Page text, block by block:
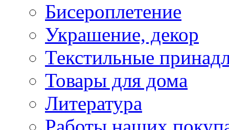
Бисероплетение
Украшение, декор
Текстильные
Товары для дома
Литература